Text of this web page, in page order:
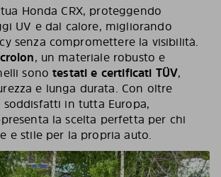
Honda CRX, proteggendo
UV e dal calore, migliorando
senza compromettere la visibilità.
, un materiale robusto e
sonotestati e certificati TÜV,
e lunga durata. Con oltre
in tutta Europa,
la scelta perfetta per chi
e stile per la propria auto.